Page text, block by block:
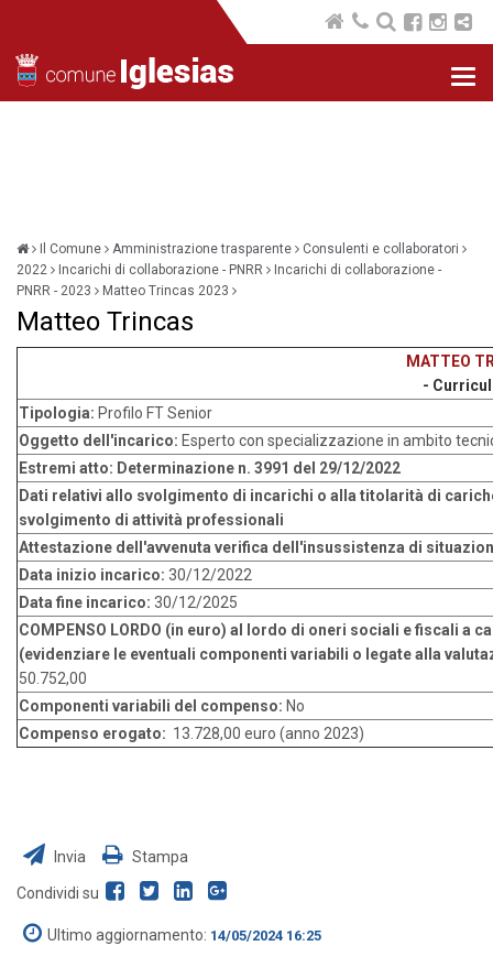
Il Comune Amministrazione trasparente
Consulenti e collaboratori
2022
Incarichi di collaborazione - PNRR
Incarichi di collaborazione -
PNRR - 2023
Matteo Trincas 2023
Matteo Trincas
MATTEO
-
Tipologia: Profilo FT Senior
Oggetto dell'incarico: Esperto con specializzazione in ambito
Estremi atto: Determinazione n. 3991 del 29/12/2022
Dati relativi allo svolgimento di incarichi o alla titolarità di
svolgimento di attività professionali
Attestazione dell'avvenuta verifica dell'insussistenza di
Data inizio incarico: 30/12/2022
Data fine incarico: 30/12/2025
COMPENSO LORDO (in euro) al lordo di oneri sociali e fiscali a
(evidenziare le eventuali componenti variabili o legate alla
50.752,00
Componenti variabili del compenso: No
Compenso erogato: 13.728,00 euro (anno 2023)
Invia Stampa
Condividi su
Ultimo aggiornamento: 14/05/2024 16:25